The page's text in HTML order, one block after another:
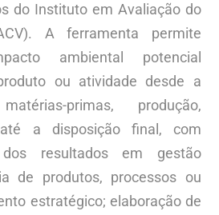
do Instituto em Avaliação do
A ferramenta permite
ambiental potencial
ou atividade desde a
primas, produção,
a disposição final, com
resultados em gestão
de produtos, processos ou
estratégico; elaboração de